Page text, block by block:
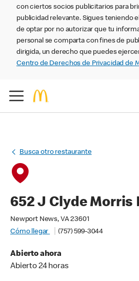
con ciertos socios publicitarios para
publicidad relevante. Sigues teniendo
de optar por no autorizar que tu
personal se comparta con fines de
dirigida, un derecho que puedes
Centro de Derechos de Privacidad de
Busca otro restaurante
652 J Clyde Morris
Newport News, VA 23601
Cómo llegar
(757) 599-3044
Abierto ahora
Abierto 24 horas